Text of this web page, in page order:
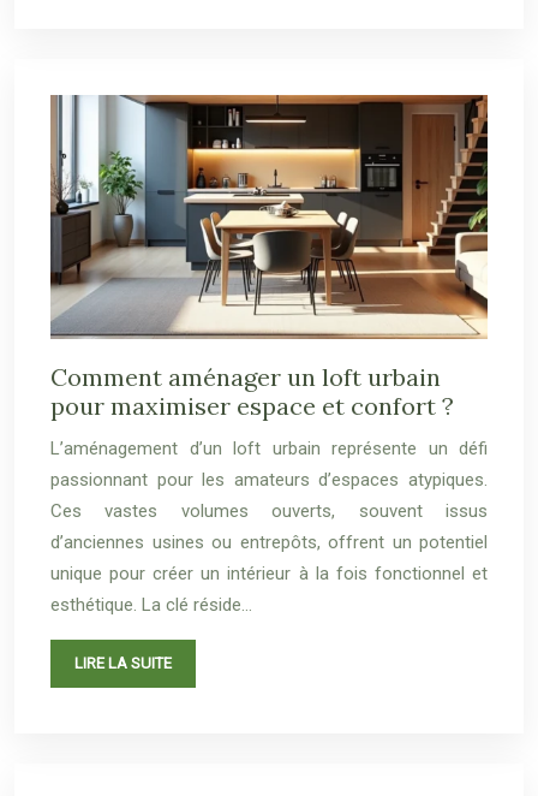
Comment aménager un loft urbain
pour maximiser espace et confort ?
L’aménagement d’un loft urbain représente un défi
passionnant pour les amateurs d’espaces atypiques.
Ces vastes volumes ouverts, souvent issus
d’anciennes usines ou entrepôts, offrent un potentiel
unique pour créer un intérieur à la fois fonctionnel et
esthétique. La clé réside…
LIRE LA SUITE